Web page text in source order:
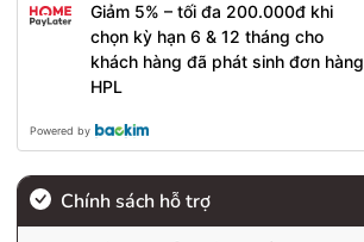
Giảm 5% – tối đa 200.000đ khi
chọn kỳ hạn 6 & 12 tháng cho
khách hàng đã phát sinh đơn hàng
HPL
Powered by
Chính sách hỗ trợ